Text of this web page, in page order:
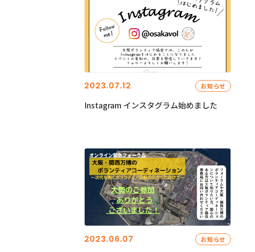
2023.07.12 お知らせ
Instagram インスタグラム始めました
2023.06.07 お知らせ